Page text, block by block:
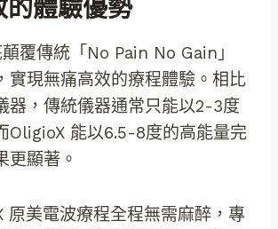
的體驗優勢
覆傳統「No Pain No Gain」
實現無痛高效的療程體驗。相比
器，傳統儀器通常只能以2-3度
OligioX 能以6.5-8度的高能量完
更顯著。
原美電波療程全程無需麻醉，專